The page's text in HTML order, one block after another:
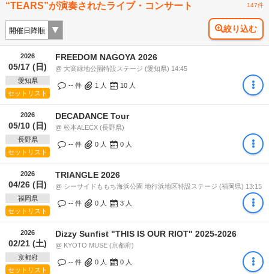
“TEARS”が演奏されたライブ・コンサート 147件
絞り込む
2026
05/17 (日)
愛知県
セットリスト
FREEDOM NAGOYA 2026
@ 大高緑地公園特設ステージ (愛知県) 14:45
-- 件 1 人 10 人
2026
05/10 (日)
長野県
セットリスト
DECADANCE Tour
@ 松本ALECX (長野県)
-- 件 0 人 0 人
2026
04/26 (日)
福岡県
セットリスト
TRIANGLE 2026
@ シーサイドももち海浜公園 地行浜地区特設ステージ (福岡県) 13:15
-- 件 0 人 3 人
2026
02/21 (土)
京都府
セットリスト
Dizzy Sunfist "THIS IS OUR RIOT" 2025-2026
@ KYOTO MUSE (京都府)
-- 件 0 人 0 人